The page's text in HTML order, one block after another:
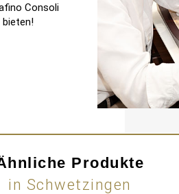
Consoli
bieten!
Produkte
in Schwetzingen